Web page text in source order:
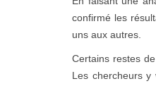
confirmé les
uns aux autres.
Certains restes
Les chercheurs y